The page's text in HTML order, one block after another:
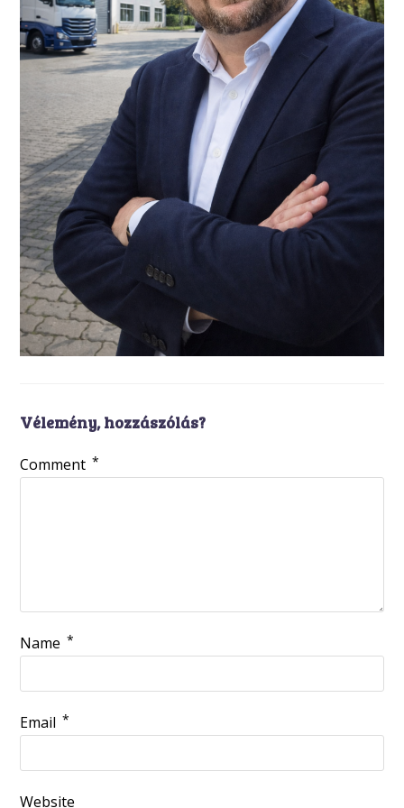
Vélemény, hozzászólás?
Comment *
Name *
Email *
Website